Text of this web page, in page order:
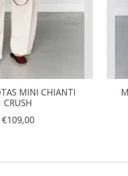
MINI CHIANTI
CRUSH
€109,00